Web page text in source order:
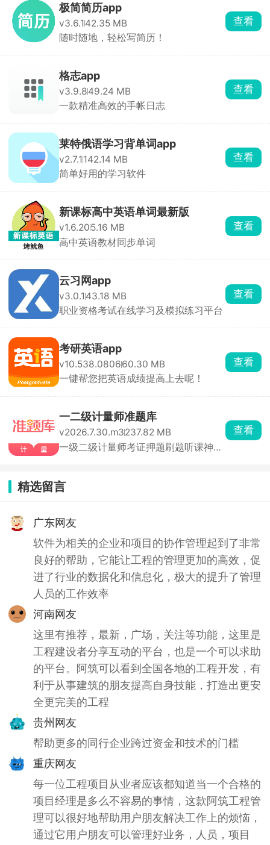
极简简历app
v3.6.1 42.35 MB
随时随地，轻松写简历！
查看
格志app
v3.9.849.24 MB
一款精准高效的手帐日志
查看
莱特俄语学习背单词app
v2.7.1 142.14 MB
简单好用的学习软件
查看
新课标高中英语单词最新版
v1.6.205.16 MB
高中英语教材同步单词
查看
云习网app
v3.0.1 43.18 MB
职业资格考试在线学习及模拟练习平台
查看
考研英语app
v10.538.080660.30 MB
一键帮您把英语成绩提高上去呢！
查看
一二级计量师准题库
v2026.7.30.m3237.82 MB
一级二级计量师考证押题刷题听课神
查看
精选留言
广东网友
软件为相关的企业和项目的协作管理起到了非常
良好的帮助，它能让工程的管理更加的高效，促
进了行业的数据化和信息化，极大的提升了管理
人员的工作效率
河南网友
这里有推荐，最新，广场，关注等功能，这里是
工程建设者分享互动的平台，也是一个可以求助
的平台。阿筑可以看到全国各地的工程开发，有
利于从事建筑的朋友提高自身技能，打造出更安
全更完美的工程
贵州网友
帮助更多的同行企业跨过资金和技术的门槛
重庆网友
每一位工程项目从业者应该都知道当一个合格的
项目经理是多么不容易的事情，这款阿筑工程管
理可以很好地帮助用户朋友解决工作上的烦恼，
通过它用户朋友可以管理好业务，人员，项目